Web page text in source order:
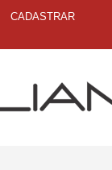
CADASTRAR